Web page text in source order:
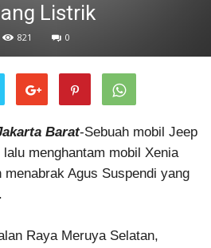
Listrik
821 0
Barat-Sebuah mobil Jeep
menghantam mobil Xenia
Agus Suspendi yang
Raya Meruya Selatan,